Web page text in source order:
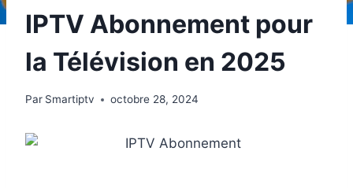
IPTV Abonnement pour
la Télévision en 2025
Par Smartiptv octobre 28, 2024